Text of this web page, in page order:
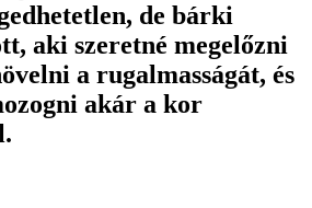
de bárki
aki szeretné megelőzni
a rugalmasságát, és
akár a kor